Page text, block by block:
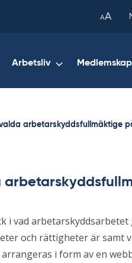
AA
Arbetsliv Medlemskap
arbetarskyddsfullmäktige
i vad
och rättigheter är samt
i form av en
copied
your